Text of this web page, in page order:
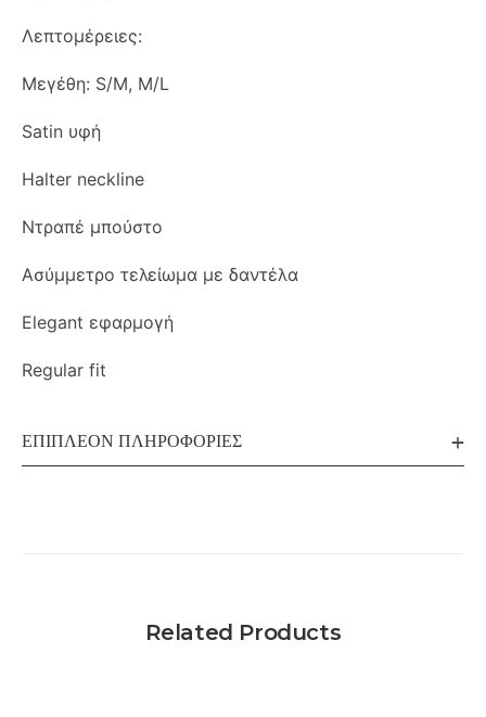
Λεπτομέρειες:
Μεγέθη: S/M, M/L
Satin υφή
Halter neckline
Ντραπέ μπούστο
Ασύμμετρο τελείωμα με δαντέλα
Elegant εφαρμογή
Regular fit
ΕΠΙΠΛΈΟΝ ΠΛΗΡΟΦΟΡΊΕΣ
Related Products